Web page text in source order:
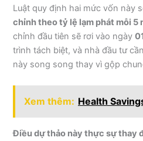
Luật quy định hai mức vốn này
chỉnh theo tỷ lệ lạm phát mỗi 5
chỉnh đầu tiên sẽ rơi vào ngày
trình tách biệt, và nhà đầu tư
này song song thay vì gộp
Xem thêm: Health
Điều dự thảo này thực sự thay